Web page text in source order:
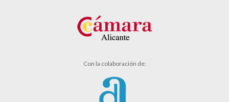
Con la colaboración de: